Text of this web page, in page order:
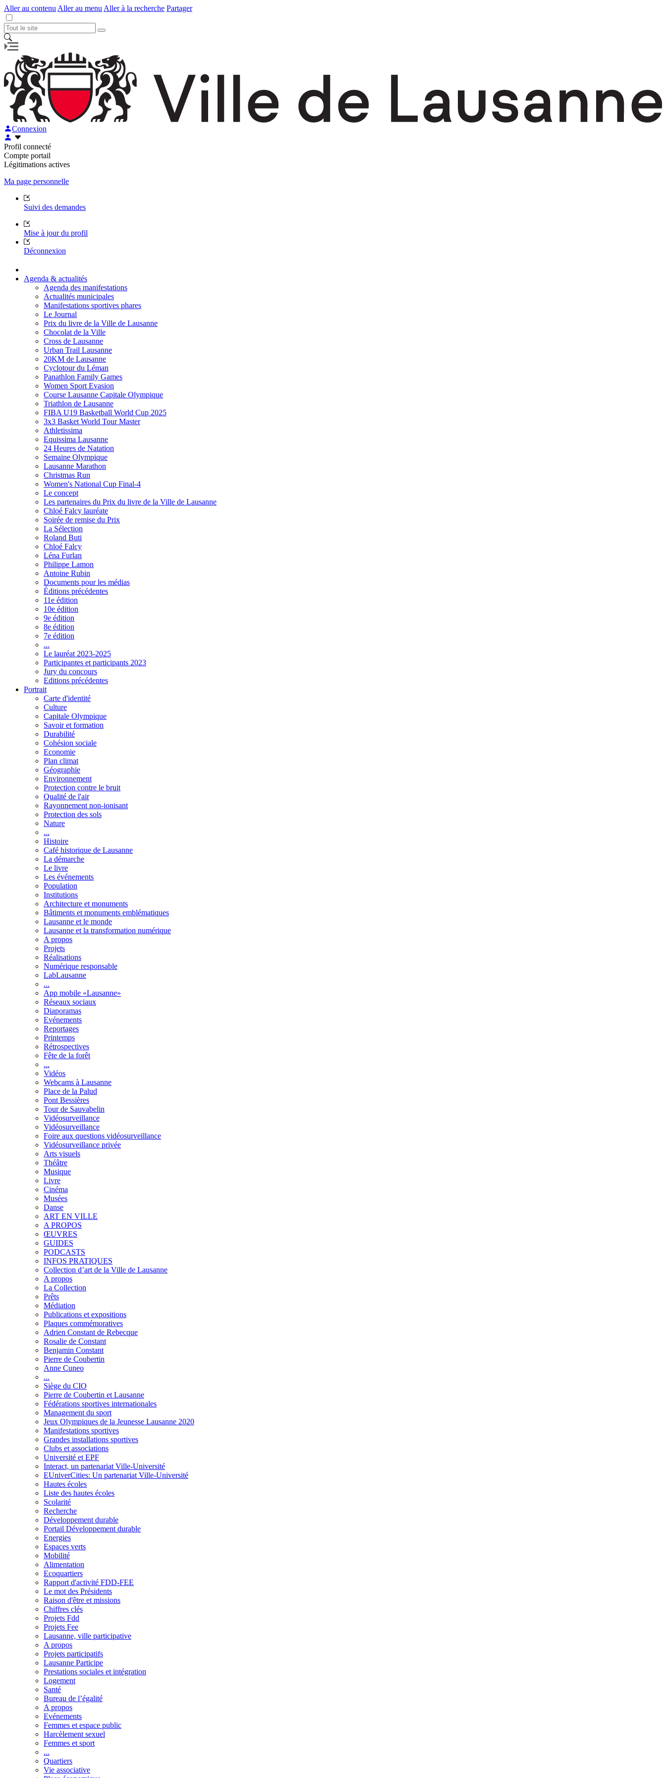
Aller au contenu Aller au menu Aller à la recherche Partager
Connexion
Profil connecté
Compte portail
Légitimations actives
Ma page personnelle
Suivi des demandes
Mise à jour du profil
Déconnexion
Agenda & actualités
Agenda des manifestations
Actualités municipales
Manifestations sportives phares
Le Journal
Prix du livre de la Ville de Lausanne
Chocolat de la Ville
Cross de Lausanne
Urban Trail Lausanne
20KM de Lausanne
Cyclotour du Léman
Panathlon Family Games
Women Sport Evasion
Course Lausanne Capitale Olympique
Triathlon de Lausanne
FIBA U19 Basketball World Cup 2025
3x3 Basket World Tour Master
Athletissima
Equissima Lausanne
24 Heures de Natation
Semaine Olympique
Lausanne Marathon
Christmas Run
Women's National Cup Final-4
Le concept
Les partenaires du Prix du livre de la Ville de Lausanne
Chloé Falcy lauréate
Soirée de remise du Prix
La Sélection
Roland Buti
Chloé Falcy
Léna Furlan
Philippe Lamon
Antoine Rubin
Documents pour les médias
Éditions précédentes
11e édition
10e édition
9e édition
8e édition
7e édition
...
Le lauréat 2023-2025
Participantes et participants 2023
Jury du concours
Editions précédentes
Portrait
Carte d'identité
Culture
Capitale Olympique
Savoir et formation
Durabilité
Cohésion sociale
Economie
Plan climat
Géographie
Environnement
Protection contre le bruit
Qualité de l'air
Rayonnement non-ionisant
Protection des sols
Nature
...
Histoire
Café historique de Lausanne
La démarche
Le livre
Les événements
Population
Institutions
Architecture et monuments
Bâtiments et monuments emblématiques
Lausanne et le monde
Lausanne et la transformation numérique
A propos
Projets
Réalisations
Numérique responsable
LabLausanne
...
App mobile «Lausanne»
Réseaux sociaux
Diaporamas
Evénements
Reportages
Printemps
Rétrospectives
Fête de la forêt
...
Vidéos
Webcams à Lausanne
Place de la Palud
Pont Bessières
Tour de Sauvabelin
Vidéosurveillance
Vidéosurveillance
Foire aux questions vidéosurveillance
Vidéosurveillance privée
Arts visuels
Théâtre
Musique
Livre
Cinéma
Musées
Danse
ART EN VILLE
A PROPOS
ŒUVRES
GUIDES
PODCASTS
INFOS PRATIQUES
Collection d’art de la Ville de Lausanne
A propos
La Collection
Prêts
Médiation
Publications et expositions
Plaques commémoratives
Adrien Constant de Rebecque
Rosalie de Constant
Benjamin Constant
Pierre de Coubertin
Anne Cuneo
...
Siège du CIO
Pierre de Coubertin et Lausanne
Fédérations sportives internationales
Management du sport
Jeux Olympiques de la Jeunesse Lausanne 2020
Manifestations sportives
Grandes installations sportives
Clubs et associations
Université et EPF
Interact, un partenariat Ville-Université
EUniverCities: Un partenariat Ville-Université
Hautes écoles
Liste des hautes écoles
Scolarité
Recherche
Développement durable
Portail Développement durable
Energies
Espaces verts
Mobilité
Alimentation
Ecoquartiers
Rapport d'activité FDD-FEE
Le mot des Présidents
Raison d'être et missions
Chiffres clés
Projets Fdd
Projets Fee
Lausanne, ville participative
A propos
Projets participatifs
Lausanne Participe
Prestations sociales et intégration
Logement
Santé
Bureau de l’égalité
A propos
Evénements
Femmes et espace public
Harcèlement sexuel
Femmes et sport
...
Quartiers
Vie associative